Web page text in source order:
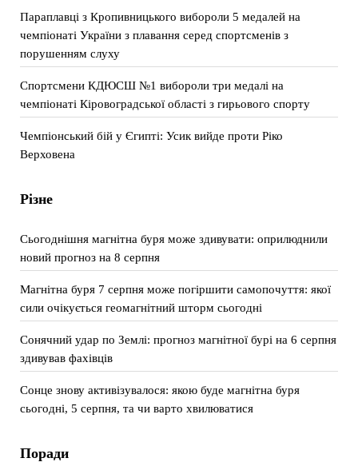
Параплавці з Кропивницького вибороли 5 медалей на
чемпіонаті України з плавання серед спортсменів з
порушенням слуху
Спортсмени КДЮСШ №1 вибороли три медалі на
чемпіонаті Кіровоградської області з гирьового спорту
Чемпіонський бій у Єгипті: Усик вийде проти Ріко
Верховена
Різне
Сьогоднішня магнітна буря може здивувати: оприлюднили
новий прогноз на 8 серпня
Магнітна буря 7 серпня може погіршити самопочуття: якої
сили очікується геомагнітний шторм сьогодні
Сонячний удар по Землі: прогноз магнітної бурі на 6 серпня
здивував фахівців
Сонце знову активізувалося: якою буде магнітна буря
сьогодні, 5 серпня, та чи варто хвилюватися
Поради